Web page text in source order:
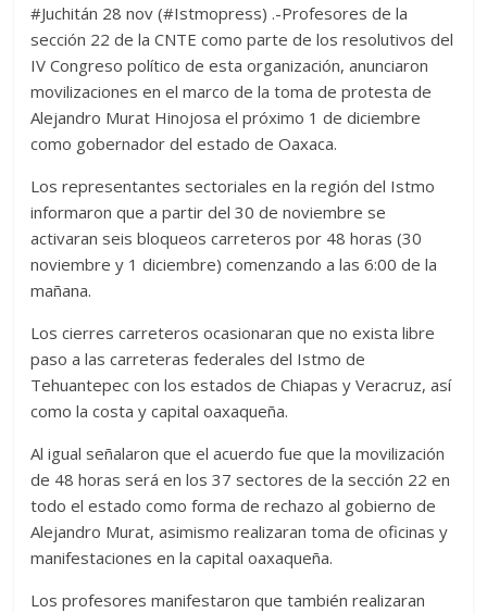
#Juchitán 28 nov (#Istmopress) .-Profesores de la
sección 22 de la CNTE como parte de los resolutivos del
IV Congreso político de esta organización, anunciaron
movilizaciones en el marco de la toma de protesta de
Alejandro Murat Hinojosa el próximo 1 de diciembre
como gobernador del estado de Oaxaca.
Los representantes sectoriales en la región del Istmo
informaron que a partir del 30 de noviembre se
activaran seis bloqueos carreteros por 48 horas (30
noviembre y 1 diciembre) comenzando a las 6:00 de la
mañana.
Los cierres carreteros ocasionaran que no exista libre
paso a las carreteras federales del Istmo de
Tehuantepec con los estados de Chiapas y Veracruz, así
como la costa y capital oaxaqueña.
Al igual señalaron que el acuerdo fue que la movilización
de 48 horas será en los 37 sectores de la sección 22 en
todo el estado como forma de rechazo al gobierno de
Alejandro Murat, asimismo realizaran toma de oficinas y
manifestaciones en la capital oaxaqueña.
Los profesores manifestaron que también realizaran